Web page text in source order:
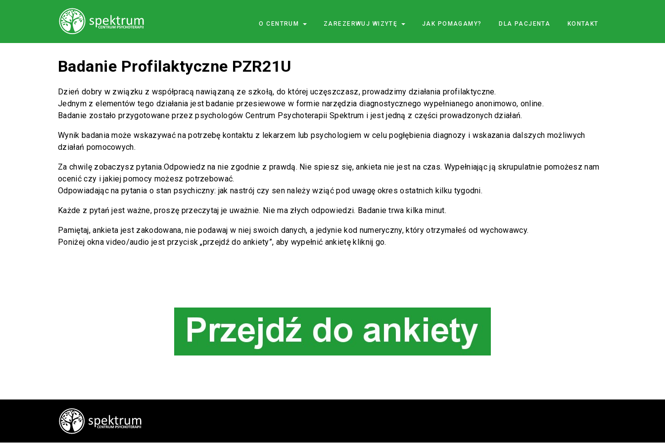
O CENTRUM ZAREZERWUJ WIZYTĘ JAK POMAGAMY? DLA PACJENTA KONTAKT
Badanie Profilaktyczne PZR21U
Dzień dobry w związku z współpracą nawiązaną ze szkołą, do której uczęszczasz, prowadzimy działania profilaktyczne.
Jednym z elementów tego działania jest badanie przesiewowe w formie narzędzia diagnostycznego wypełnianego anonimowo, online.
Badanie zostało przygotowane przez psychologów Centrum Psychoterapii Spektrum i jest jedną z części prowadzonych działań.
Wynik badania może wskazywać na potrzebę kontaktu z lekarzem lub psychologiem w celu pogłębienia diagnozy i wskazania dalszych możliwych
działań pomocowych.
Za chwilę zobaczysz pytania.Odpowiedz na nie zgodnie z prawdą. Nie spiesz się, ankieta nie jest na czas. Wypełniając ją skrupulatnie pomożesz nam
ocenić czy i jakiej pomocy możesz potrzebować.
Odpowiadając na pytania o stan psychiczny: jak nastrój czy sen należy wziąć pod uwagę okres ostatnich kilku tygodni.
Każde z pytań jest ważne, proszę przeczytaj je uważnie. Nie ma złych odpowiedzi. Badanie trwa kilka minut.
Pamiętaj, ankieta jest zakodowana, nie podawaj w niej swoich danych, a jedynie kod numeryczny, który otrzymałeś od wychowawcy.
Poniżej okna video/audio jest przycisk „przejdź do ankiety”, aby wypełnić ankietę kliknij go.